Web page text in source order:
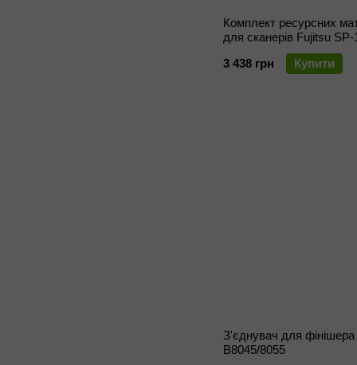
Комплект ресурсних
для сканерів Fujitsu SP-
1125, SP-1130, SP-
1125N, SP-1130N
3 438 грн Купити
З'єднувач для фінішера
B8045/8055